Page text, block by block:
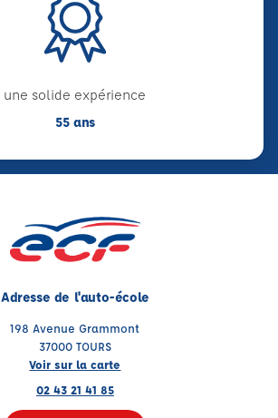
une solide expérience
55 ans
Adresse de l'auto-école
198 Avenue Grammont
37000 TOURS
Voir sur la carte
02 43 21 41 85